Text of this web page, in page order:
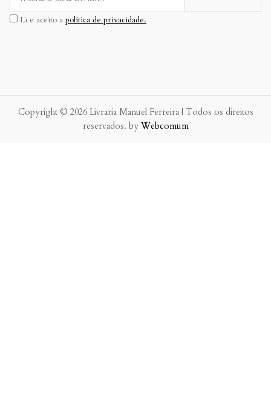
Li e aceito a política de privacidade.
Copyright © 2026 Livraria Manuel Ferreira | Todos os direitos
reservados. by Webcomum